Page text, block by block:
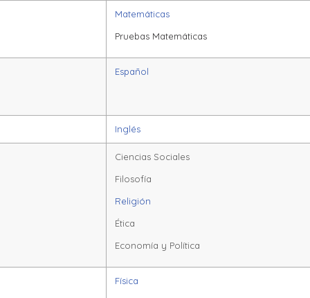
Matemáticas
Pruebas Matemáticas
Español
Inglés
Ciencias Sociales
Filosofía
Religión
Ética
Economía y Política
Física